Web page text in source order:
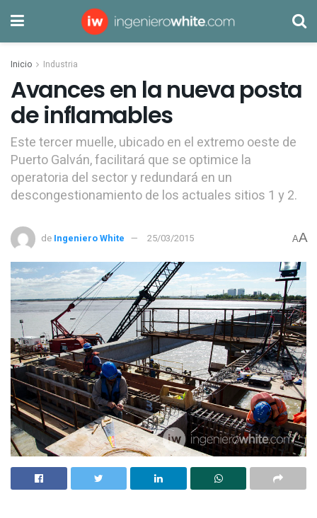
Inicio Industria
Avances en la nueva posta
de inflamables
Este tercer muelle, ubicado en el extremo oeste de
Puerto Galván, facilitará que se optimice la
operatoria del sector y redundará en un
descongestionamiento de los actuales sitios 1 y 2.
de Ingeniero White 25/03/2015 AA